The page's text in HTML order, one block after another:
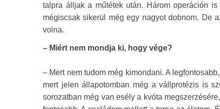
talpra álljak a műtétek után. Három operáción
mégiscsak sikerül még egy nagyot dobnom. De
volna.
– Miért nem mondja ki, hogy vége?
– Mert nem tudom még kimondani. A
mert jelen állapotomban még a vállprotézis is
sorozatban még van esély a kvóta